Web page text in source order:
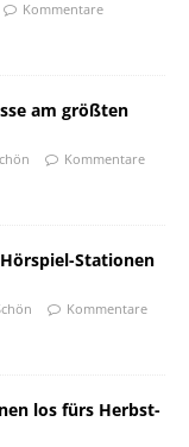
Kommentare
am größten
Kommentare
Stationen
Kommentare
los fürs Herbst-